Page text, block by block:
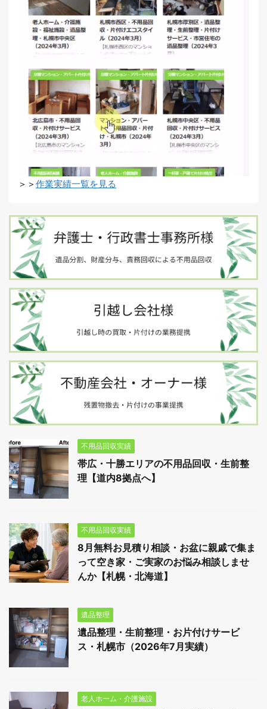
＞＞ 作業実績一覧を見る
不用品回収実績
帯広・十勝エリアの不用品回収・生前整
理【道内8拠点へ】
不用品回収実績
8月無料お見積り相談・お盆に親戚で集ま
って空き家・ご実家のお悩み相談しませ
んか【札幌・北海道】
遺品整理
遺品整理・生前整理・お片付けサービ
ス・札幌市（2026年7月実績）
老人ホーム・介護施設